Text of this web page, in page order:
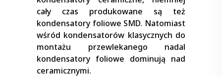
cały czas produkowane są też
kondensatory foliowe SMD. Natomiast
wśród kondensatorów klasycznych do
montażu przewlekanego nadal
kondensatory foliowe dominują nad
ceramicznymi.